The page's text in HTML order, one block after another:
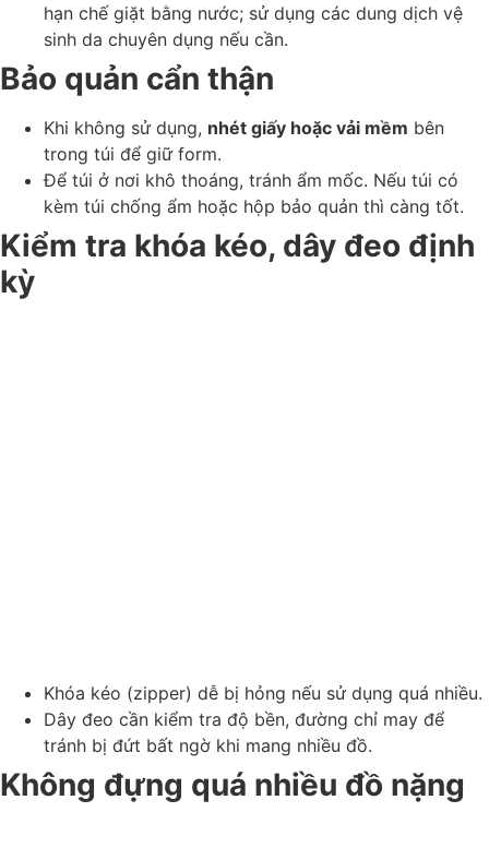
hạn chế giặt bằng nước; sử dụng các dung dịch vệ
sinh da chuyên dụng nếu cần.
Bảo quản cẩn thận
Khi không sử dụng, nhét giấy hoặc vải mềm bên
trong túi để giữ form.
Để túi ở nơi khô thoáng, tránh ẩm mốc. Nếu túi có
kèm túi chống ẩm hoặc hộp bảo quản thì càng tốt.
Kiểm tra khóa kéo, dây đeo định
kỳ
Khóa kéo (zipper) dễ bị hỏng nếu sử dụng quá nhiều.
Dây đeo cần kiểm tra độ bền, đường chỉ may để
tránh bị đứt bất ngờ khi mang nhiều đồ.
Không đựng quá nhiều đồ nặng